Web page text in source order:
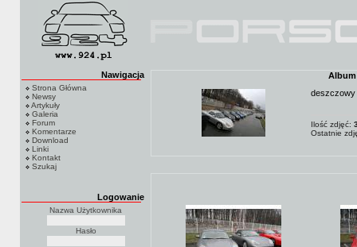
Nawigacja
Strona Główna
Newsy
Artykuły
Galeria
Forum
Komentarze
Download
Linki
Kontakt
Szukaj
Logowanie
Nazwa Użytkownika
Hasło
deszczowy
Ilość zdjęć:
Ostatnie